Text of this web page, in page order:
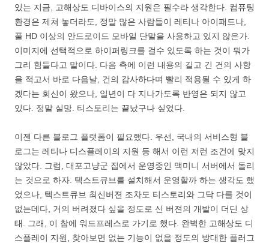
있는 지금, 고해상도 디바이스의 지원은 필수라 생각한다. 컴퓨팅
환경은 제쳐 놓더라도, 정말 많은 사람들이 레티나 아이패드나,
풀 HD 이상의 안드로이드 모바일 단말을 사용하고 있지 않은가.
이미지에 선택적으로 하이퍼링크를 걸수 있도록 하는 것이 뭐가
그리 힘들다고 말이다. 다음 측에 이런 내용의 길고 긴 건의 사항
을 적고서 바로 다음날, 건의 감사하다며 빨리 적용될 수 있게 하
겠다는 회신이 왔으나, 일년이 다 지나가도록 반영은 되지 않고
있다. 정말 실망. 티스토리는 끝났구나 싶었다.
이젠 다른 블로그 플랫폼이 필요했다. 우선, 국내의 서비스형 블
로그는 레티나 디스플레이의 지원 등 해서 이런 저런 조건에 맞지
않았다. 그럼, 대포고냥군 집에서 운영중인 맥미니 서버에서 돌리
는 것으로 하자. 텍스트큐브를 설치해서 운영할까 하는 생각도 했
었으나, 텍스트큐브 최신버젼 조차도 티스토리와 그닥 다를 것이
없는데다, 거의 버려졌다 싶을 정도로 신 버젼의 개발이 더딘 상
태. 그래, 이 참에 워드프레스로 가기로 했다. 완벽한 고해상도 디
스플레이 지원, 찾아보면 없는 기능이 없을 정도의 방대한 플러그